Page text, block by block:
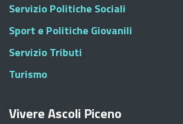
Servizio Politiche Sociali
Sport e Politiche Giovanili
Servizio Tributi
Turismo
Vivere Ascoli Piceno